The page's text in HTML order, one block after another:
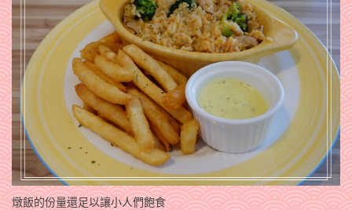
燉飯的份量還足以讓小人們飽食